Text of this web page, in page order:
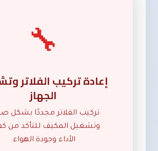
🔧
إعادة تركيب الفلاتر
الجهاز
تركيب الفلاتر مجددًا بشكل
وتشغيل المكيف للتأكد من
الأداء وجودة الهواء.